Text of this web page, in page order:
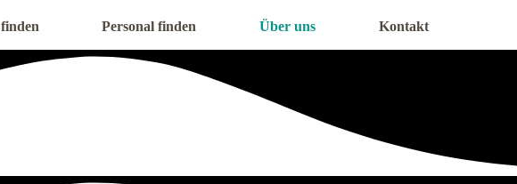
Personal finden Über uns Kontakt